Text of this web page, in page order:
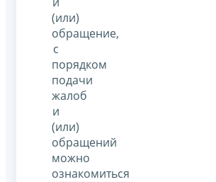
(или)
обращение,
с
порядком
подачи
жалоб
и
(или)
обращений
можно
ознакомиться